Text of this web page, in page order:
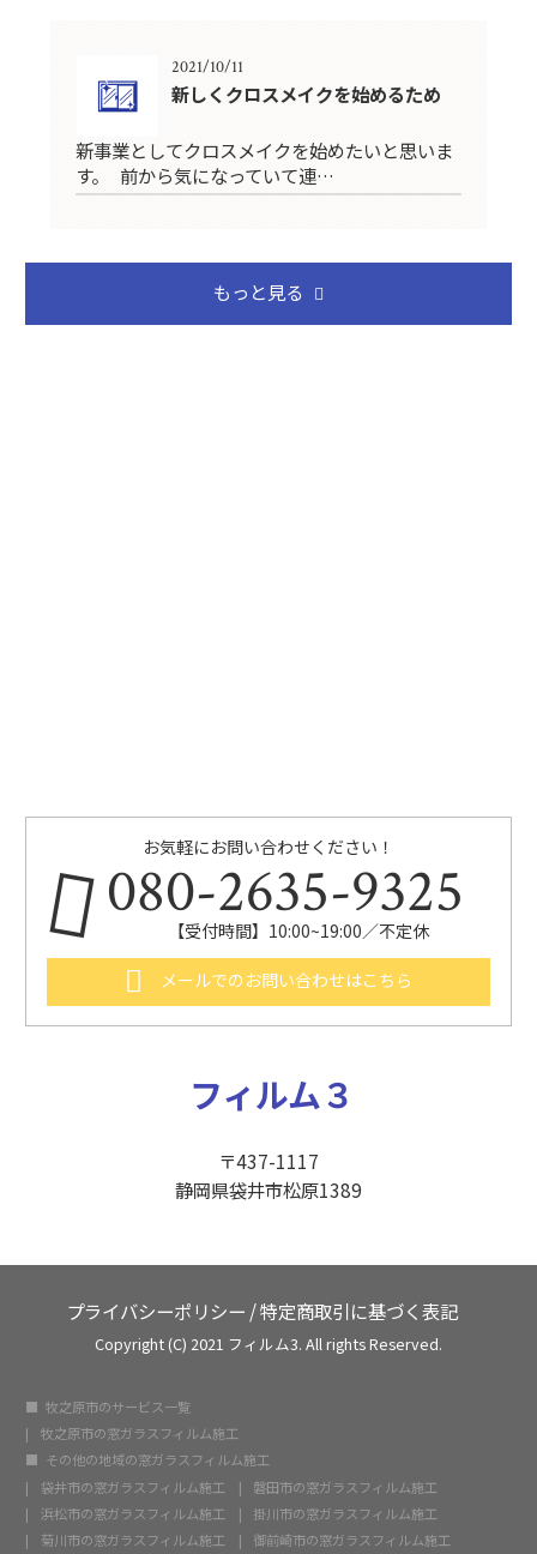
2021/10/11
新しくクロスメイクを始めるため
新事業としてクロスメイクを始めたいと思いま
す。 前から気になっていて連…
もっと見る
お気軽にお問い合わせください！
080-2635-9325
【受付時間】10:00~19:00／不定休
メールでのお問い合わせはこちら
フィルム３
〒437-1117
静岡県袋井市松原1389
プライバシーポリシー /特定商取引に基づく表記
Copyright (C) 2021 フィルム3. All rights Reserved.
牧之原市のサービス一覧
牧之原市の窓ガラスフィルム施工
その他の地域の窓ガラスフィルム施工
袋井市の窓ガラスフィルム施工
磐田市の窓ガラスフィルム施工
浜松市の窓ガラスフィルム施工
掛川市の窓ガラスフィルム施工
菊川市の窓ガラスフィルム施工
御前崎市の窓ガラスフィルム施工